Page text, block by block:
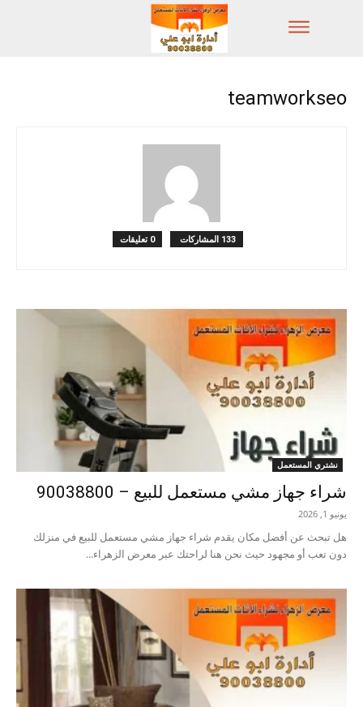
teamworkseo
133 المشاركات 0 تعليقات
نشتري المستعمل
شراء جهاز مشي مستعمل للبيع – 90038800
يونيو 1, 2026
هل تبحث عن أفضل مكان يقدم شراء جهاز مشي مستعمل للبيع في منزلك
دون تعب أو مجهود حيث نحن هنا لراحتك عبر معرض الزهراء...